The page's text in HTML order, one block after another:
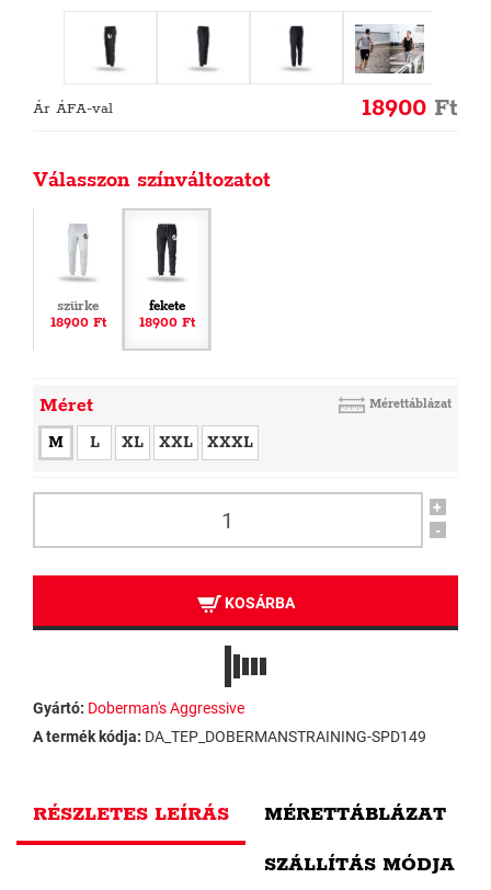
Ár ÁFA-val 18900 Ft
Válasszon színváltozatot
szürke
18900 Ft
fekete
18900 Ft
Méret Mérettáblázat
M L XL XXL XXXL
+
-
KOSÁRBA
Gyártó: Doberman's Aggressive
A termék kódja: DA_TEP_DOBERMANSTRAINING-SPD149
RÉSZLETES LEÍRÁS MÉRETTÁBLÁZAT
SZÁLLÍTÁS MÓDJA